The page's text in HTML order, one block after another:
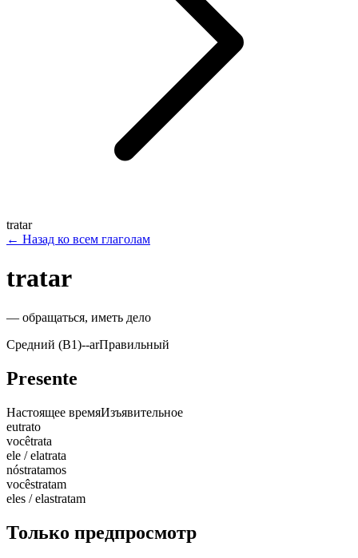
tratar
← Назад ко всем глаголам
tratar
— обращаться, иметь дело
Средний (B1)--arПравильный
Presente
Настоящее времяИзъявительное
eutrato
vocêtrata
ele / elatrata
nóstratamos
vocêstratam
eles / elastratam
Только предпросмотр